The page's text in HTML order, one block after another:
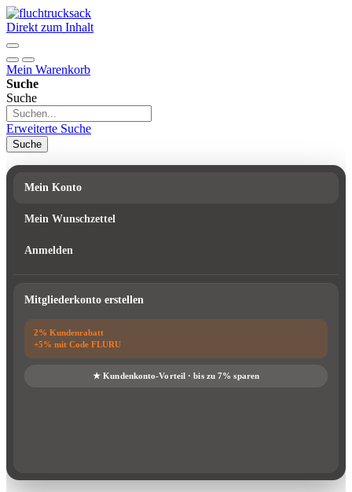
Direkt zum Inhalt
Mein Warenkorb
Suche
Suche
Erweiterte Suche
Suche
Mein Konto
Mein Wunschzettel
Anmelden
Mitgliederkonto erstellen